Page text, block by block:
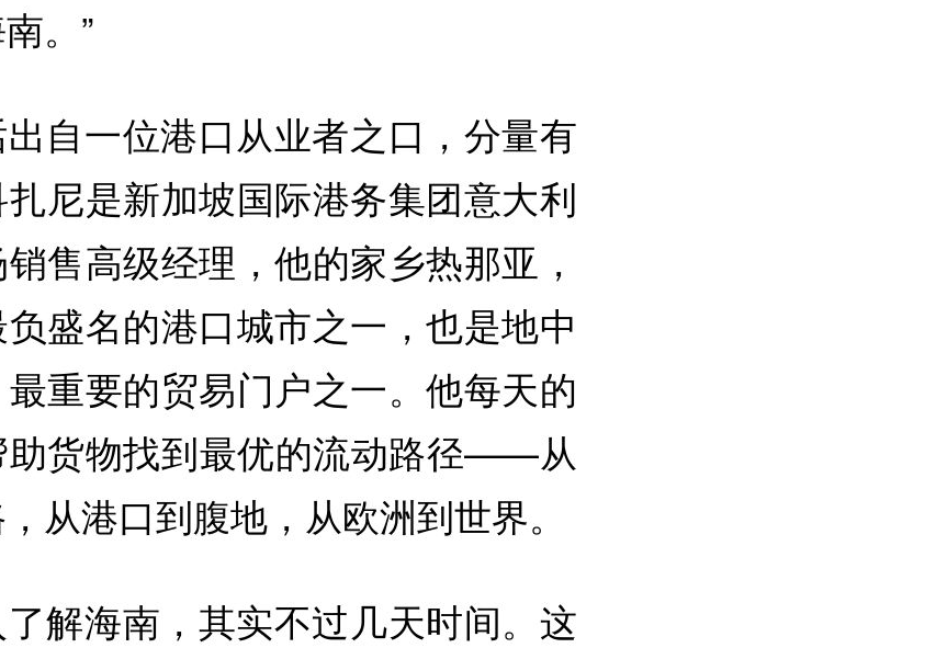
。”
自一位港口从业者之口，分量有
尼是新加坡国际港务集团意大利
售高级经理，他的家乡热那亚，
盛名的港口城市之一，也是地中
重要的贸易门户之一。他每天的
助货物找到最优的流动路径——从
从港口到腹地，从欧洲到世界。
解海南，其实不过几天时间。这